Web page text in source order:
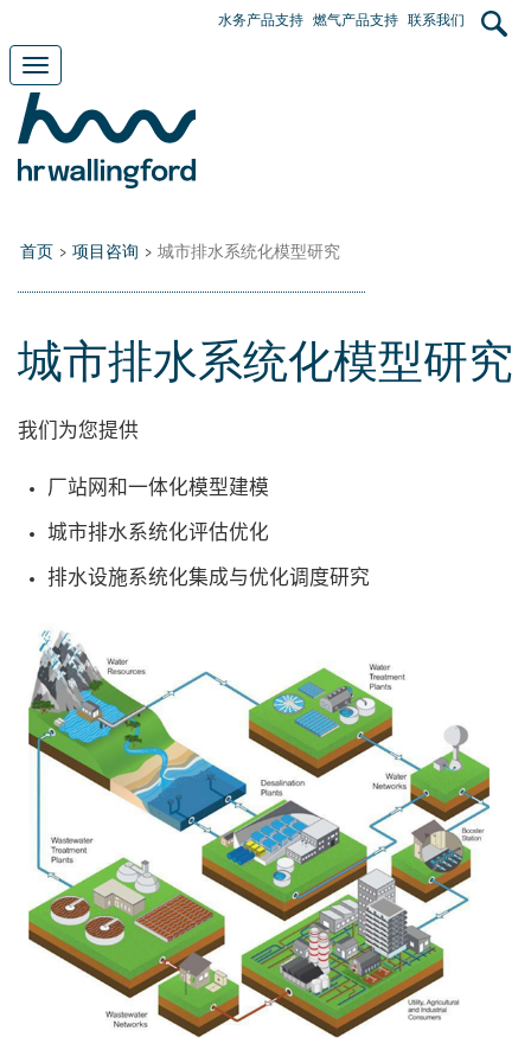
main
content
User
水务产品支持 燃气产品支持 联系我们
Toggle
navigation
首页 > 项目咨询 > 城市排水系统化模型研究
城市排水系统化模型研究
我们为您提供
厂站网和一体化模型建模
城市排水系统化评估优化
排水设施系统化集成与优化调度研究